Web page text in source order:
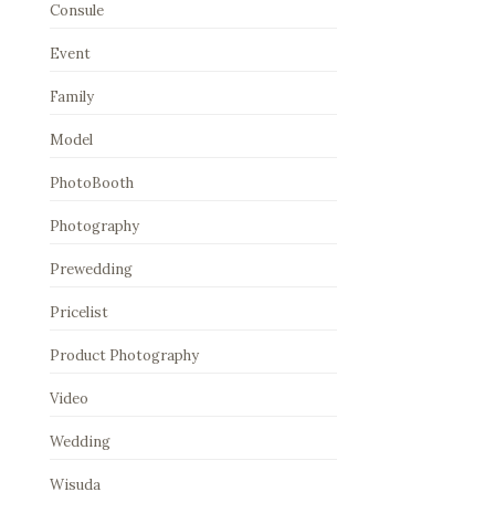
Consule
Event
Family
Model
PhotoBooth
Photography
Prewedding
Pricelist
Product Photography
Video
Wedding
Wisuda